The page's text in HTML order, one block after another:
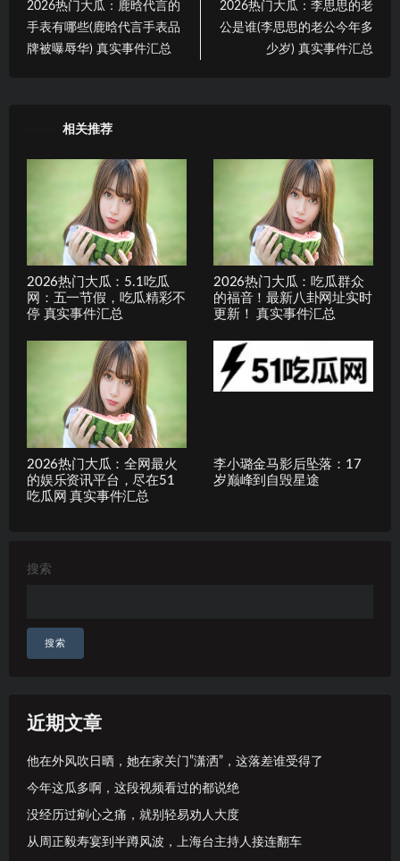
2026热门大瓜：鹿晗代言的
手表有哪些(鹿晗代言手表品
牌被曝辱华) 真实事件汇总
2026热门大瓜：李思思的老
公是谁(李思思的老公今年多
少岁) 真实事件汇总
相关推荐
2026热门大瓜：5.1吃瓜
网：五一节假，吃瓜精彩不
停 真实事件汇总
2026热门大瓜：吃瓜群众
的福音！最新八卦网址实时
更新！ 真实事件汇总
2026热门大瓜：全网最火
的娱乐资讯平台，尽在51
吃瓜网 真实事件汇总
李小璐金马影后坠落：17
岁巅峰到自毁星途
搜索
搜索
近期文章
他在外风吹日晒，她在家关门”潇洒”，这落差谁受得了
今年这瓜多啊，这段视频看过的都说绝
没经历过剜心之痛，就别轻易劝人大度
从周正毅寿宴到半蹲风波，上海台主持人接连翻车